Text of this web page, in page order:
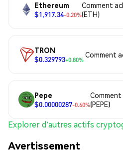
Ethereum
$1,917.34-0.20%
Comment
(ETH)
TRON
$0.329793+0.80%
Comment
Pepe
$0.00000287-0.60%(PEPE)
Explorer d'autres actifs
Avertissement